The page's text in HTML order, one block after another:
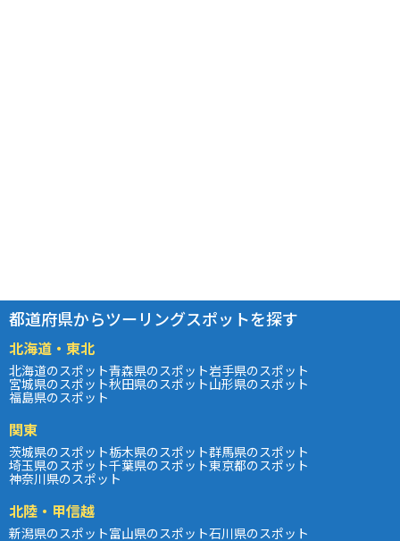
都道府県からツーリングスポットを探す
北海道・東北
北海道のスポット青森県のスポット岩手県のスポット
宮城県のスポット秋田県のスポット山形県のスポット
福島県のスポット
関東
茨城県のスポット栃木県のスポット群馬県のスポット
埼玉県のスポット千葉県のスポット東京都のスポット
神奈川県のスポット
北陸・甲信越
新潟県のスポット富山県のスポット石川県のスポット